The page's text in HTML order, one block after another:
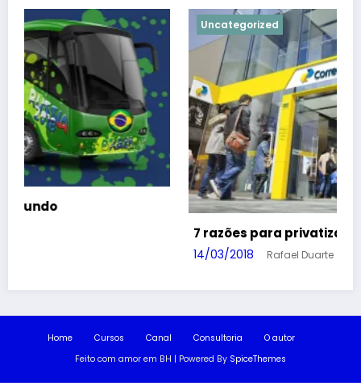
Uncategorized
7 razões para privatizar os Correios
Home Cursos Canal Consultoria
O autor
Feito com amor em BH | Powered By SpiceThemes